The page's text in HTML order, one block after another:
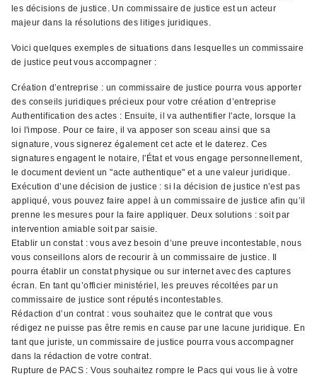
les décisions de justice. Un commissaire de justice est un acteur
majeur dans la résolutions des litiges juridiques.
Voici quelques exemples de situations dans lesquelles un commissaire
de justice peut vous accompagner :
Création d’entreprise : un commissaire de justice pourra vous apporter
des conseils juridiques précieux pour votre création d’entreprise
Authentification des actes : Ensuite, il va authentifier l'acte, lorsque la
loi l'impose. Pour ce faire, il va apposer son sceau ainsi que sa
signature, vous signerez également cet acte et le daterez. Ces
signatures engagent le notaire, l'État et vous engage personnellement,
le document devient un "acte authentique" et a une valeur juridique.
Exécution d’une décision de justice : si la décision de justice n’est pas
appliqué, vous pouvez faire appel à un commissaire de justice afin qu’il
prenne les mesures pour la faire appliquer. Deux solutions : soit par
intervention amiable soit par saisie.
Etablir un constat : vous avez besoin d’une preuve incontestable, nous
vous conseillons alors de recourir à un commissaire de justice. Il
pourra établir un constat physique ou sur internet avec des captures
écran. En tant qu’officier ministériel, les preuves récoltées par un
commissaire de justice sont réputés incontestables.
Rédaction d’un contrat : vous souhaitez que le contrat que vous
rédigez ne puisse pas être remis en cause par une lacune juridique. En
tant que juriste, un commissaire de justice pourra vous accompagner
dans la rédaction de votre contrat.
Rupture de PACS : Vous souhaitez rompre le Pacs qui vous lie à votre